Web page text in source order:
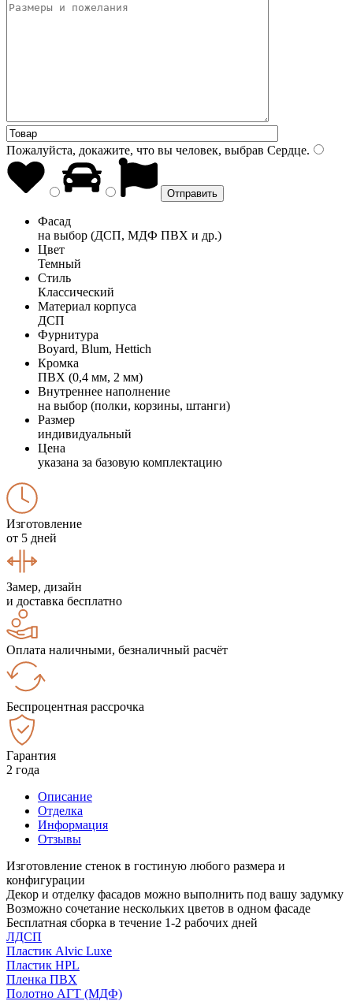
Пожалуйста, докажите, что вы человек, выбрав Сердце.
Фасад
на выбор (ДСП, МДФ ПВХ и др.)
Цвет
Темный
Стиль
Классический
Материал корпуса
ДСП
Фурнитура
Boyard, Blum, Hettich
Кромка
ПВХ (0,4 мм, 2 мм)
Внутреннее наполнение
на выбор (полки, корзины, штанги)
Размер
индивидуальный
Цена
указана за базовую комплектацию
Изготовление
от 5 дней
Замер, дизайн
и доставка бесплатно
Оплата наличными, безналичный расчёт
Беспроцентная рассрочка
Гарантия
2 года
Описание
Отделка
Информация
Отзывы
Изготовление стенок в гостиную любого размера и
конфигурации
Декор и отделку фасадов можно выполнить под вашу задумку
Возможно сочетание нескольких цветов в одном фасаде
Бесплатная сборка в течение 1-2 рабочих дней
ЛДСП
Пластик Alvic Luxe
Пластик HPL
Пленка ПВХ
Полотно АГТ (МДФ)